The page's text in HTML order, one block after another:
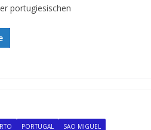
portugiesischen
PORTUGAL
SAO MIGUEL